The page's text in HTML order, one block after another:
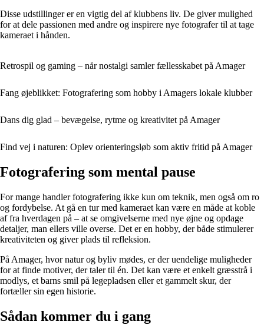
Disse udstillinger er en vigtig del af klubbens liv. De giver mulighed
for at dele passionen med andre og inspirere nye fotografer til at tage
kameraet i hånden.
Retrospil og gaming – når nostalgi samler fællesskabet på Amager
Fang øjeblikket: Fotografering som hobby i Amagers lokale klubber
Dans dig glad – bevægelse, rytme og kreativitet på Amager
Find vej i naturen: Oplev orienteringsløb som aktiv fritid på Amager
Fotografering som mental pause
For mange handler fotografering ikke kun om teknik, men også om ro
og fordybelse. At gå en tur med kameraet kan være en måde at koble
af fra hverdagen på – at se omgivelserne med nye øjne og opdage
detaljer, man ellers ville overse. Det er en hobby, der både stimulerer
kreativiteten og giver plads til refleksion.
På Amager, hvor natur og byliv mødes, er der uendelige muligheder
for at finde motiver, der taler til én. Det kan være et enkelt græsstrå i
modlys, et barns smil på legepladsen eller et gammelt skur, der
fortæller sin egen historie.
Sådan kommer du i gang